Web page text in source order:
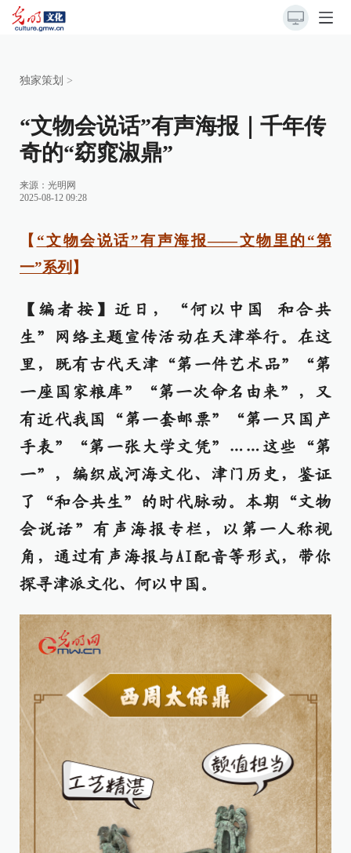
独家策划 >
“文物会说话”有声海报｜千年传
奇的“窈窕淑鼎”
来源： 光明网
2025-08-12 09:28
【 “文物会说话”有声海报——文物里的“第
一”系列 】
【编者按】近日，“何以中国 和合共
生”网络主题宣传活动在天津举行。在这
里，既有古代天津“第一件艺术品”“第
一座国家粮库”“第一次命名由来”，又
有近代我国“第一套邮票”“第一只国产
手表”“第一张大学文凭”……这些“第
一”，编织成河海文化、津门历史，鉴证
了“和合共生”的时代脉动。本期“文物
会说话”有声海报专栏，以第一人称视
角，通过有声海报与AI配音等形式，带你
探寻津派文化、何以中国。